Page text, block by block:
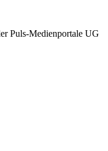
Puls-Medienportale UG